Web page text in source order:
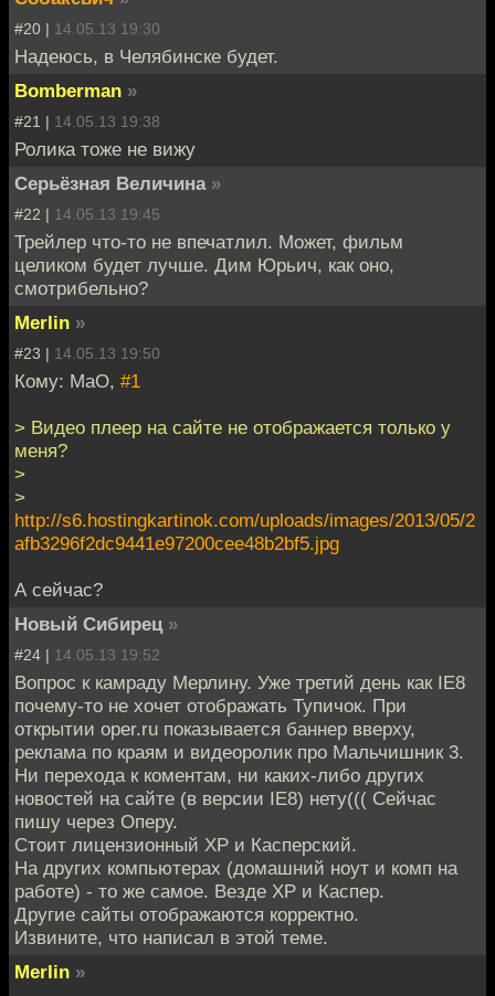
#20 | 14.05.13 19:30
Надеюсь, в Челябинске будет.
Bomberman »
#21 | 14.05.13 19:38
Ролика тоже не вижу
Серьёзная Величина »
#22 | 14.05.13 19:45
Трейлер что-то не впечатлил. Может, фильм
целиком будет лучше. Дим Юрьич, как оно,
смотрибельно?
Merlin »
#23 | 14.05.13 19:50
Кому: MaO, #1
> Видео плеер на сайте не отображается только у
меня?
>
>
http://s6.hostingkartinok.com/uploads/images/2013/05/2
afb3296f2dc9441e97200cee48b2bf5.jpg
А сейчас?
Новый Сибирец »
#24 | 14.05.13 19:52
Вопрос к камраду Мерлину. Уже третий день как IE8
почему-то не хочет отображать Тупичок. При
открытии oper.ru показывается баннер вверху,
реклама по краям и видеоролик про Мальчишник 3.
Ни перехода к коментам, ни каких-либо других
новостей на сайте (в версии IE8) нету((( Сейчас
пишу через Оперу.
Стоит лицензионный XP и Касперский.
На других компьютерах (домашний ноут и комп на
работе) - то же самое. Везде XP и Каспер.
Другие сайты отображаются корректно.
Извините, что написал в этой теме.
Merlin »